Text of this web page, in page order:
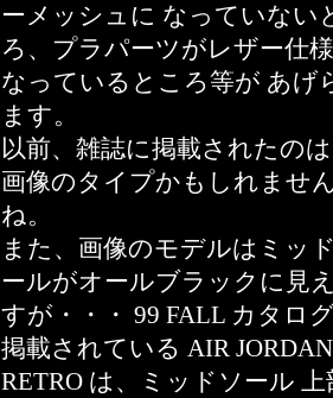
ーメッシュに なっていない
ろ、プラパーツがレザー仕
なっているところ等が あげ
ます。
以前、雑誌に掲載されたの
画像のタイプかもしれませ
ね。
また、画像のモデルはミッ
ールがオールブラックに見
すが・・・ 99 FALL カタロ
掲載されている AIR
RETRO は、ミッドソール 上